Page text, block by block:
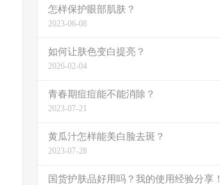
怎样保护眼部肌肤？
2023-06-08
如何让肤色变白提亮？
2026-02-04
青春期痘痘能不能消除？
2023-07-21
黄瓜汁怎样能美白脸去斑？
2023-07-28
国货护肤品好用吗？我的使用经验分享！